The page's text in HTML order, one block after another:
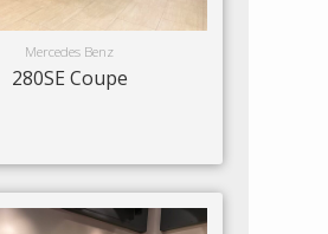
Mercedes Benz
280SE Coupe